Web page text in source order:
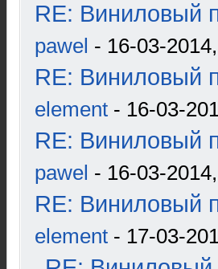
RE: Виниловый
pawel - 16-03-
RE: Виниловый
element - 16-03-
RE: Виниловый
pawel - 16-03-
RE: Виниловый
element - 17-03-